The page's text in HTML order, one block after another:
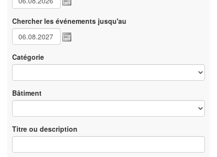
Chercher les événements jusqu'au
Catégorie
Bâtiment
Titre ou description